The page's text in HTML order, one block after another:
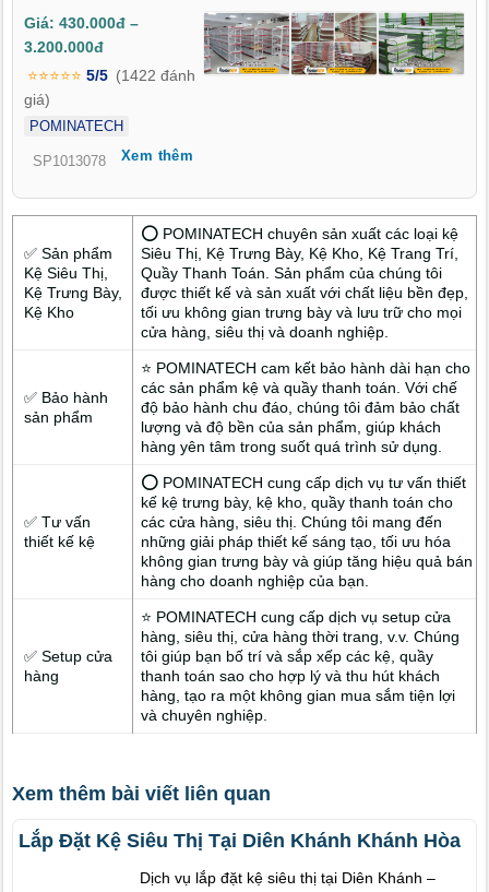
thương mại và bán lẻ. Trong xu hướng đó, nhu cầu lắp đặt kệ
siêu thị tại Buôn Đôn – Đắk Lắk tăng nhanh, nhằm tạo không
gian trưng bày sản phẩm chuyên nghiệp, hiện đại. Với đội ngũ
giàu kinh nghiệm, giải pháp đồng bộ từ thiết kế đến thi công,
chúng tôi mang đến dịch vụ trọn gói, giúp chủ cửa hàng tối ưu
không gian và thu hút khách hàng hiệu quả hơn bao giờ hết.
Giá: 430.000đ –
3.200.000đ
⭐⭐⭐⭐⭐ 5/5 (1422 đánh
giá)
POMINATECH
SP1013078 Xem thêm
✅ Sản phẩm
Kệ Siêu Thị,
Kệ Trưng Bày,
Kệ Kho
⭕ POMINATECH chuyên sản xuất các loại kệ
Siêu Thị, Kệ Trưng Bày, Kệ Kho, Kệ Trang Trí,
Quầy Thanh Toán. Sản phẩm của chúng tôi
được thiết kế và sản xuất với chất liệu bền đẹp,
tối ưu không gian trưng bày và lưu trữ cho mọi
cửa hàng, siêu thị và doanh nghiệp.
✅ Bảo hành
sản phẩm
⭐ POMINATECH cam kết bảo hành dài hạn cho
các sản phẩm kệ và quầy thanh toán. Với chế
độ bảo hành chu đáo, chúng tôi đảm bảo chất
lượng và độ bền của sản phẩm, giúp khách
hàng yên tâm trong suốt quá trình sử dụng.
✅ Tư vấn
thiết kế kệ
⭕ POMINATECH cung cấp dịch vụ tư vấn thiết
kế kệ trưng bày, kệ kho, quầy thanh toán cho
các cửa hàng, siêu thị. Chúng tôi mang đến
những giải pháp thiết kế sáng tạo, tối ưu hóa
không gian trưng bày và giúp tăng hiệu quả bán
hàng cho doanh nghiệp của bạn.
✅ Setup cửa
hàng
⭐ POMINATECH cung cấp dịch vụ setup cửa
hàng, siêu thị, cửa hàng thời trang, v.v. Chúng
tôi giúp bạn bố trí và sắp xếp các kệ, quầy
thanh toán sao cho hợp lý và thu hút khách
hàng, tạo ra một không gian mua sắm tiện lợi
và chuyên nghiệp.
Xem thêm bài viết liên quan
Lắp Đặt Kệ Siêu Thị Tại Diên Khánh Khánh Hòa
Dịch vụ lắp đặt kệ siêu thị tại Diên Khánh –